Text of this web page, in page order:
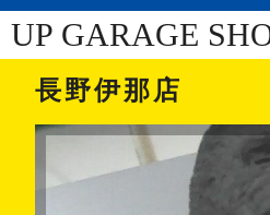
UP GARAGE
長野伊那店